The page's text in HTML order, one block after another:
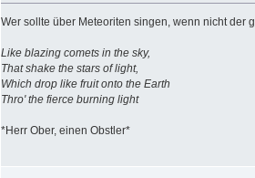
Wer sollte über Meteoriten singen, wenn nicht der
Like blazing comets in the sky,
That shake the stars of light,
Which drop like fruit onto the Earth
Thro' the fierce burning light
*Herr Ober, einen Obstler*